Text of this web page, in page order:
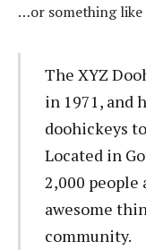
…or something like
The XYZ
in 1971, and
doohickeys
Located in
2,000 people
awesome
community.